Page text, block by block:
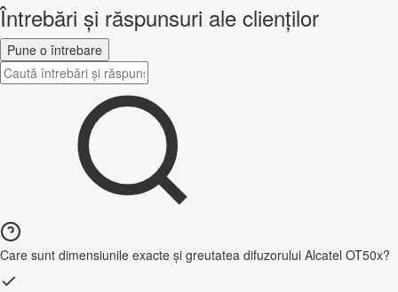
Întrebări și răspunsuri ale clienților
Pune o întrebare
Care sunt dimensiunile exacte și greutatea difuzorului Alcatel OT50x?